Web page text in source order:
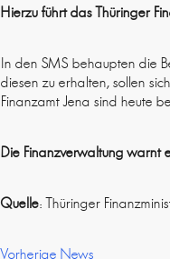
Hierzu führt das Thüringer
In den SMS behaupten die
diesen zu erhalten, sollen
Finanzamt Jena sind heute
Die Finanzverwaltung warnt
Quelle: Thüringer
Vorherige News